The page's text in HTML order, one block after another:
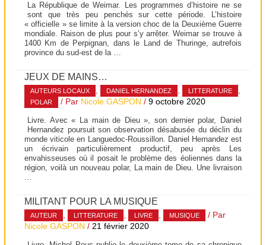
La République de Weimar. Les programmes d’histoire ne se
sont que très peu penchés sur cette période. L’histoire
« officielle » se limite à la version choc de la Deuxième Guerre
mondiale. Raison de plus pour s’y arrêter. Weimar se trouve à
1400 Km de Perpignan, dans le Land de Thuringe, autrefois
province du sud-est de la …
JEUX DE MAINS…
AUTEURS LOCAUX , DANIEL HERNANDEZ , LITTERATURE ,
POLAR / Par Nicole GASPON /9 octobre 2020
Livre. Avec « La main de Dieu », son dernier polar, Daniel
Hernandez poursuit son observation désabusée du déclin du
monde viticole en Languedoc-Roussillon. Daniel Hernandez est
un écrivain particulièrement productif, peu après Les
envahisseuses où il posait le problème des éoliennes dans la
région, voilà un nouveau polar, La main de Dieu. Une livraison
…
MILITANT POUR LA MUSIQUE
AUTEUR , LITTERATURE , LIVRE , MUSIQUE
/ Par
Nicole GASPON /21 février 2020